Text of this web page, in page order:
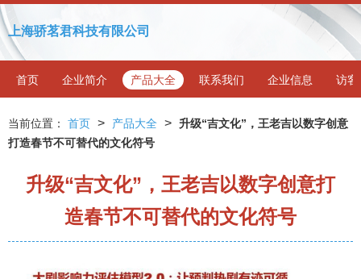
上海骄茗君科技有限公司
首页 企业简介 产品大全 联系我们 企业信息 访客
当前位置： 首页 > 产品大全 > 升级“吉文化”，王老吉以数字创意
打造春节不可替代的文化符号
升级“吉文化”，王老吉以数字创意打
造春节不可替代的文化符号